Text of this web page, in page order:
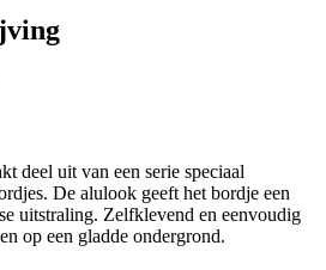
deel uit van een serie speciaal
De alulook geeft het bordje een
uitstraling. Zelfklevend en eenvoudig
op een gladde ondergrond.